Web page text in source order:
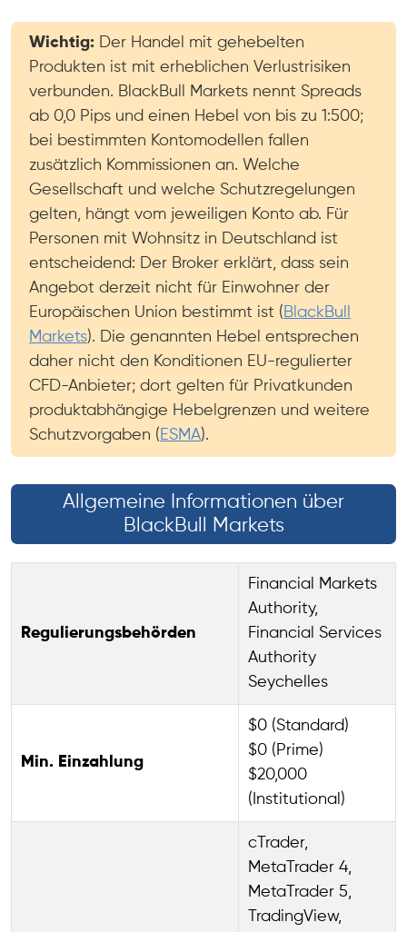
Wichtig: Der Handel mit gehebelten
Produkten ist mit erheblichen Verlustrisiken
verbunden. BlackBull Markets nennt Spreads
ab 0,0 Pips und einen Hebel von bis zu 1:500;
bei bestimmten Kontomodellen fallen
zusätzlich Kommissionen an. Welche
Gesellschaft und welche Schutzregelungen
gelten, hängt vom jeweiligen Konto ab. Für
Personen mit Wohnsitz in Deutschland ist
entscheidend: Der Broker erklärt, dass sein
Angebot derzeit nicht für Einwohner der
Europäischen Union bestimmt ist (BlackBull
Markets). Die genannten Hebel entsprechen
daher nicht den Konditionen EU-regulierter
CFD-Anbieter; dort gelten für Privatkunden
produktabhängige Hebelgrenzen und weitere
Schutzvorgaben (ESMA).
Allgemeine Informationen über
BlackBull Markets
Regulierungsbehörden
Financial Markets
Authority,
Financial Services
Authority
Seychelles
Min. Einzahlung
$0 (Standard)
$0 (Prime)
$20,000
(Institutional)
cTrader,
MetaTrader 4,
MetaTrader 5,
TradingView,